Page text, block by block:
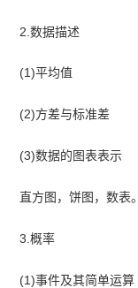
2.数据描述
(1)平均值
(2)方差与标准差
(3)数据的图表表示
直方图，饼图，数表。
3.概率
(1)事件及其简单运算